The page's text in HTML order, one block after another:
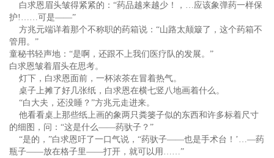
白求恩眉头皱得紧紧的：“药品越来越少！，…应该象弹药一样保
护!……可是——”
方兆元端详着那个不称职的药箱说：“山路太颠簸了，这个药箱不
管用。”
童秘书轻声地：“是啊，还跟不上我们医疗队的发展。”
白求恩皱着眉头在思考。
灯下，白求恩面前，一杯浓茶在冒着热气。
桌子上摊了好几张纸，白求恩在横七竖八地画着什么。
“白大夫，还没睡？”方兆元走进来。
他看看桌上那些纸上画的象两只粪篓子似的东西和许多标着尺寸
的细图，问：“这是什么——药驮子？”
“是的，”白求恩吁了一口气说，“药驮子——也是手术台！’…—药
瓶子——放在格子里——打开，就可以用……”